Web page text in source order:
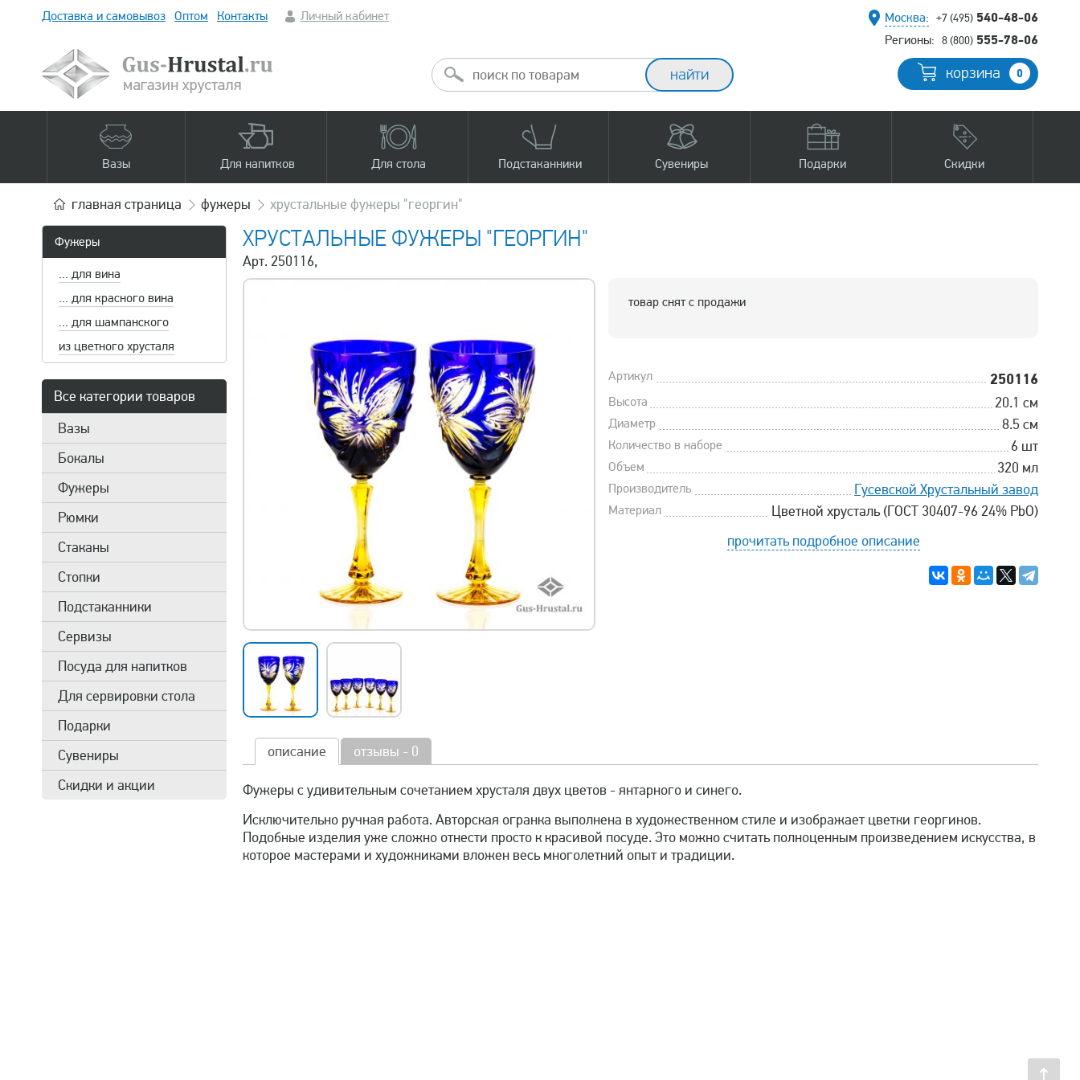
Доставка и самовывоз Оптом Контакты Личный кабинет Москва: +7 (495) 540-48-06
Регионы: 8 (800) 555-78-06
корзина 0
Вазы Для напитков Для стола Подстаканники Сувениры Подарки Скидки
главная страница фужеры хрустальные фужеры "георгин"
Фужеры
... для вина
... для красного вина
... для шампанского
из цветного хрусталя
Все категории товаров
Вазы
Бокалы
Фужеры
Рюмки
Стаканы
Стопки
Подстаканники
Сервизы
Посуда для напитков
Для сервировки стола
Подарки
Сувениры
Скидки и акции
ХРУСТАЛЬНЫЕ ФУЖЕРЫ "ГЕОРГИН"
Арт. 250116,
товар снят с продажи
Артикул 250116
Высота 20.1 см
Диаметр 8.5 см
Количество в наборе 6 шт
Объем 320 мл
Производитель Гусевской Хрустальный завод
Материал
Цветной хрусталь (ГОСТ 30407-96 24% PbO)
прочитать подробное описание
описание отзывы - 0
Фужеры c удивительным сочетанием хрусталя двух цветов - янтарного и синего.
Исключительно ручная работа. Авторская огранка выполнена в художественном стиле и изображает цветки георгинов.
Подобные изделия уже сложно отнести просто к красивой посуде. Это можно считать полноценным произведением искусства, в
которое мастерами и художниками вложен весь многолетний опыт и традиции.